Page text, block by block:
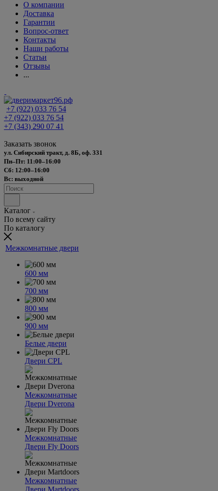
О компании
Доставка
Гарантии
Вопрос-ответ
Контакты
Наши работы
Статьи
Отзывы
...
+7 (922) 033 76 54
+7 (922) 033 76 54
+7 (343) 290 07 41
Заказать звонок
ул. Сибирский тракт, д. 8Б, оф. 331
Пн–Пт: 11:00–16:00
Сб: 12:00–16:00
Вс: выходной
Каталог
По всему сайту
По каталогу
Межкомнатные двери
600 мм
700 мм
800 мм
900 мм
Белые двери
Двери CPL
Межкомнатные
Двери Dverona
Межкомнатные
Двери Fly Doors
Межкомнатные
Двери Martdoors